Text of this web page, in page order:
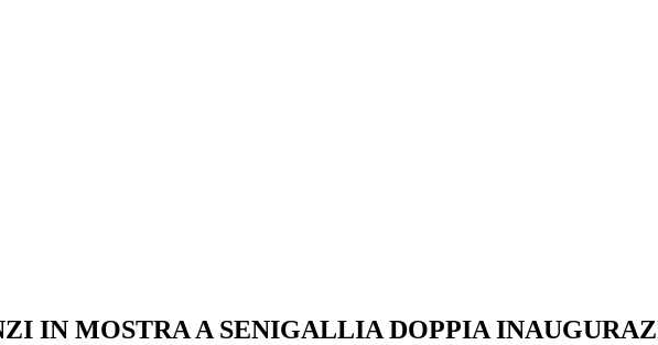
IN MOSTRA A SENIGALLIA DOPPIA